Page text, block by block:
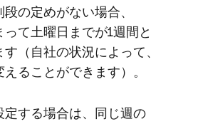
の​定めが​ない​場合、​
って​土曜日までが​1週間と​
す​（自社の​状況に​よって、​
る​ことができます）。
定する​場合は、​同じ週の​